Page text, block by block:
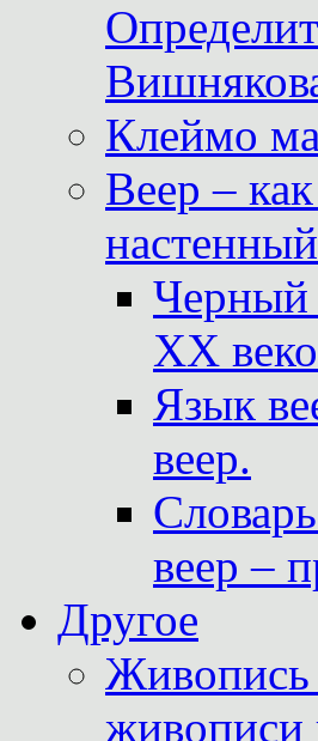
Клеймо
Веер –
Черный
XX
Язык
веер.
веер –
Другое
Живопись
живописи